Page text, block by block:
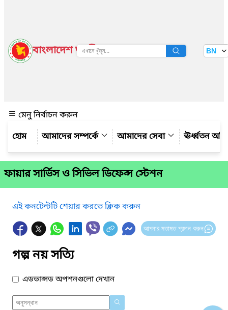
বাংলাদেশ জাতীয় তথ্য বাতায়ন BN
মেনু নির্বাচন করুন
আমাদের সম্পর্কে
আমাদের সেবা ঊর্ধ্বতন
ফায়ার সার্ভিস ও সিভিল ডিফেন্স স্টেশন
এই কনটেন্টটি শেয়ার করতে ক্লিক করুন
আপনার মতামত প্রদান করুন
গল্প নয় সত্যি
এডভান্সড অপশনগুলো দেখান